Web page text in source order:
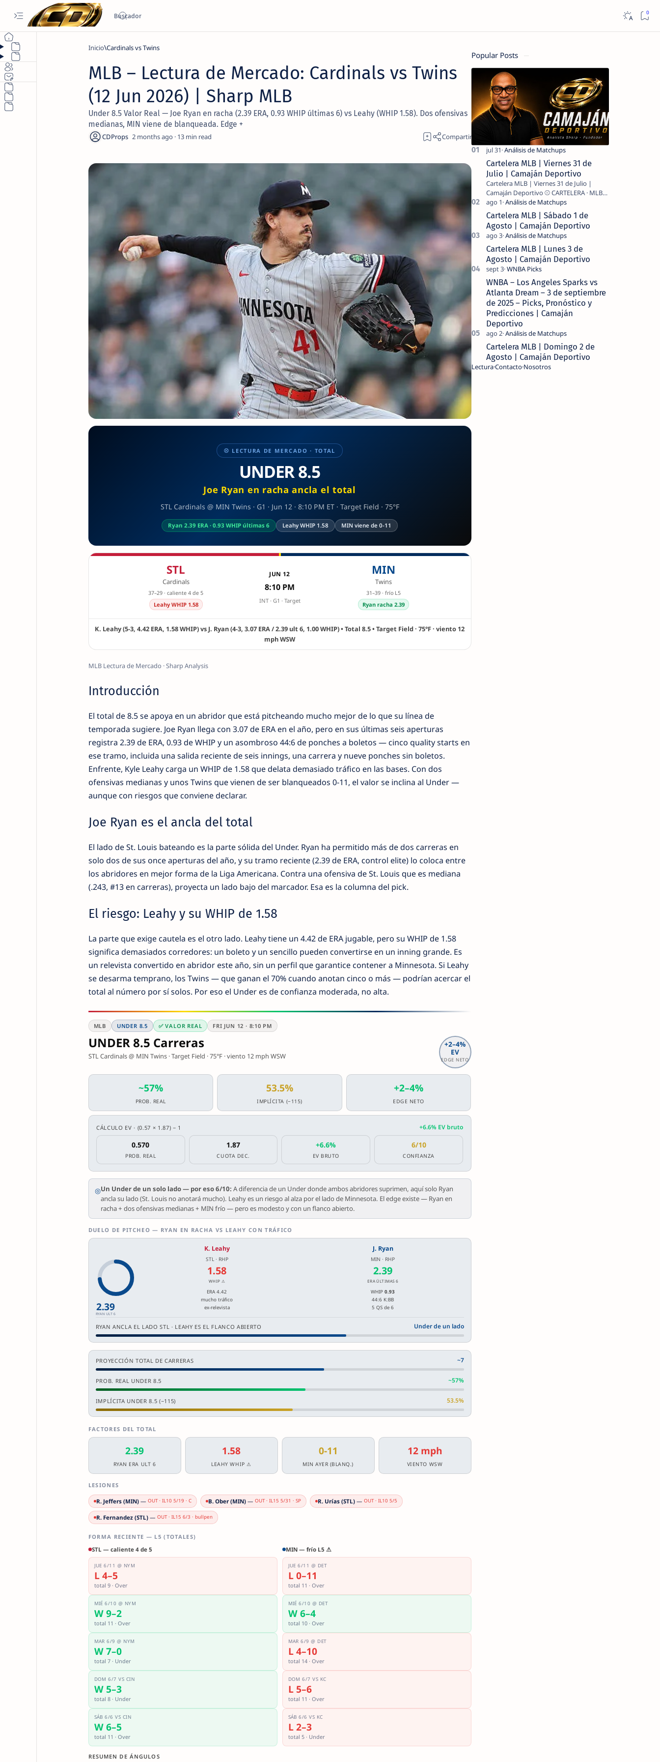
Inicio Cardinals vs Twins
MLB – Lectura de Mercado: Cardinals vs Twins
(12 Jun 2026) | Sharp MLB
Under 8.5 Valor Real — Joe Ryan en racha (2.39 ERA, 0.93 WHIP últimas 6) vs Leahy (WHIP 1.58). Dos ofensivas
medianas, MIN viene de blanqueada. Edge +
2 months ago 13
⚾ LECTURA DE MERCADO · TOTAL
UNDER 8.5
Joe Ryan en racha ancla el total
STL Cardinals @ MIN Twins · G1 · Jun 12 · 8:10 PM ET · Target Field · 75°F
Ryan 2.39 ERA · 0.93 WHIP últimas 6 Leahy WHIP 1.58 MIN viene de 0-11
STL
Cardinals
37–29 · caliente 4 de 5
Leahy WHIP 1.58
JUN 12
8:10 PM
INT · G1 · Target
MIN
Twins
31–39 · frío L5
Ryan racha 2.39
K. Leahy (5-3, 4.42 ERA, 1.58 WHIP) vs J. Ryan (4-3, 3.07 ERA / 2.39 ult 6, 1.00 WHIP) • Total 8.5 • Target Field · 75°F · viento 12
mph WSW
MLB Lectura de Mercado · Sharp Analysis
Introducción
El total de 8.5 se apoya en un abridor que está pitcheando mucho mejor de lo que su línea de
temporada sugiere. Joe Ryan llega con 3.07 de ERA en el año, pero en sus últimas seis aperturas
registra 2.39 de ERA, 0.93 de WHIP y un asombroso 44:6 de ponches a boletos — cinco quality starts en
ese tramo, incluida una salida reciente de seis innings, una carrera y nueve ponches sin boletos.
Enfrente, Kyle Leahy carga un WHIP de 1.58 que delata demasiado tráfico en las bases. Con dos
ofensivas medianas y unos Twins que vienen de ser blanqueados 0-11, el valor se inclina al Under —
aunque con riesgos que conviene declarar.
Joe Ryan es el ancla del total
El lado de St. Louis bateando es la parte sólida del Under. Ryan ha permitido más de dos carreras en
solo dos de sus once aperturas del año, y su tramo reciente (2.39 de ERA, control elite) lo coloca entre
los abridores en mejor forma de la Liga Americana. Contra una ofensiva de St. Louis que es mediana
(.243, #13 en carreras), proyecta un lado bajo del marcador. Esa es la columna del pick.
El riesgo: Leahy y su WHIP de 1.58
La parte que exige cautela es el otro lado. Leahy tiene un 4.42 de ERA jugable, pero su WHIP de 1.58
significa demasiados corredores: un boleto y un sencillo pueden convertirse en un inning grande. Es
un relevista convertido en abridor este año, sin un perfil que garantice contener a Minnesota. Si Leahy
se desarma temprano, los Twins — que ganan el 70% cuando anotan cinco o más — podrían acercar el
total al número por sí solos. Por eso el Under es de confianza moderada, no alta.
MLB UNDER 8.5 ✅ VALOR REAL FRI JUN 12 · 8:10 PM
UNDER 8.5 Carreras
STL Cardinals @ MIN Twins · Target Field · 75°F · viento 12 mph WSW
+2–4%
EV
EDGE NETO
~57%
PROB. REAL
53.5%
IMPLÍCITA (−115)
+2–4%
EDGE NETO
CÁLCULO EV · (0.57 × 1.87) − 1 +6.6% EV bruto
0.570
PROB. REAL
1.87
CUOTA DEC.
+6.6%
EV BRUTO
6/10
CONFIANZA
◎Un Under de un solo lado — por eso 6/10: A diferencia de un Under donde ambos abridores suprimen, aquí solo Ryan
ancla su lado (St. Louis no anotará mucho). Leahy es un riesgo al alza por el lado de Minnesota. El edge existe — Ryan en
racha + dos ofensivas medianas + MIN frío — pero es modesto y con un flanco abierto.
DUELO DE PITCHEO — RYAN EN RACHA VS LEAHY CON TRÁFICO
2.39
RYAN ULT 6
K. Leahy
STL · RHP
1.58
WHIP ⚠
ERA 4.42
mucho tráfico
ex-relevista
J. Ryan
MIN · RHP
2.39
ERA ÚLTIMAS 6
WHIP 0.93
44:6 K:BB
5 QS de 6
RYAN ANCLA EL LADO STL · LEAHY ES EL FLANCO ABIERTO Under de un lado
PROYECCIÓN TOTAL DE CARRERAS ~7
PROB. REAL UNDER 8.5 ~57%
IMPLÍCITA UNDER 8.5 (−115) 53.5%
FACTORES DEL TOTAL
2.39
RYAN ERA ULT 6
1.58
LEAHY WHIP ⚠
0-11
MIN AYER (BLANQ.)
12 mph
VIENTO WSW
LESIONES
R. Jeffers (MIN)— OUT · IL10 5/19 · C B. Ober (MIN)— OUT · IL15 5/31 · SP R. Urías (STL)— OUT · IL10 5/5
R. Fernandez (STL)— OUT · IL15 6/3 · bullpen
FORMA RECIENTE — L5 (TOTALES)
STL — caliente 4 de 5
JUE 6/11 @ NYM
L 4–5
total 9 · Over
MIÉ 6/10 @ NYM
W 9–2
total 11 · Over
MAR 6/9 @ NYM
W 7–0
total 7 · Under
DOM 6/7 VS CIN
W 5–3
total 8 · Under
SÁB 6/6 VS CIN
W 6–5
total 11 · Over
MIN — frío L5 ⚠
JUE 6/11 @ DET
L 0–11
total 11 · Over
MIÉ 6/10 @ DET
W 6–4
total 10 · Over
MAR 6/9 @ DET
L 4–10
total 14 · Over
DOM 6/7 VS KC
L 5–6
total 11 · Over
SÁB 6/6 VS KC
L 2–3
total 5 · Under
RESUMEN DE ÁNGULOS
Popular Posts
Cartelera MLB | Viernes 31 de
Julio | Camaján Deportivo
Cartelera MLB | Viernes 31 de Julio |
Camaján Deportivo ⚾ CARTELERA · MLB
2026 ⚾ MI LECTURA DEL DÍA …
Cartelera MLB | Sábado 1 de
Agosto | Camaján Deportivo
Cartelera MLB | Lunes 3 de
Agosto | Camaján Deportivo
WNBA – Los Angeles Sparks vs
Atlanta Dream – 3 de septiembre
de 2025 – Picks, Pronóstico y
Predicciones | Camaján
Deportivo
Cartelera MLB | Domingo 2 de
Agosto | Camaján Deportivo
LecturaContactoNosotros